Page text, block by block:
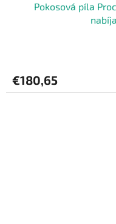
Pokosová píla
€180,65